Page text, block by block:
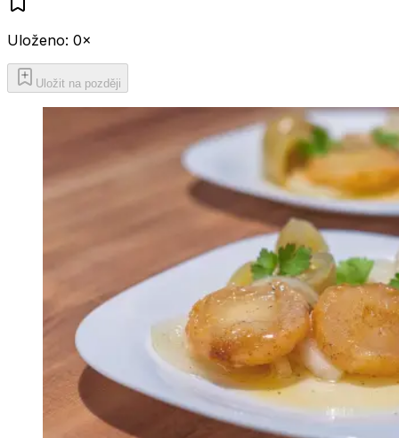
Uloženo: 0×
Uložit na později